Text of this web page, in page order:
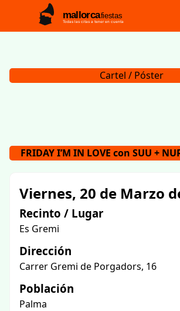
mallorcafiestas
Todas las citas a tener en cuenta
Cartel / Póster
FRIDAY I’M IN LOVE con SUU +
Viernes, 20 de Marzo
Recinto / Lugar
Es Gremi
Dirección
Carrer Gremi de Porgadors, 16
Población
Palma